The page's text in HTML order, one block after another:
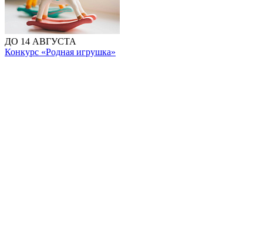
ДО 14 АВГУСТА
Конкурс «Родная игрушка»